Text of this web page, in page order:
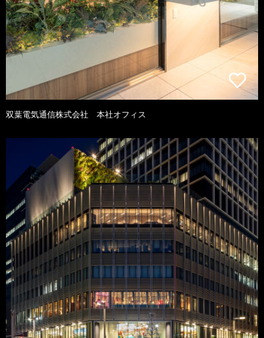
双葉電気通信株式会社 本社オフィス